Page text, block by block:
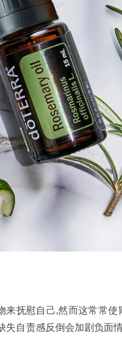
抚慰自己,然而这常常使
失自责感反倒会加剧负面